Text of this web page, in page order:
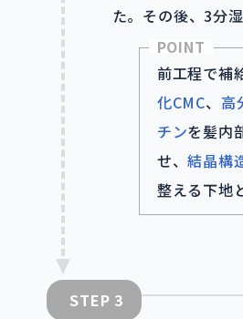
た。その後、3分
POINT
前工程で補
化CMC、 高
チンを髪内
せ、結晶構
整える下地
STEP